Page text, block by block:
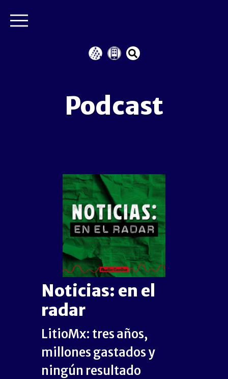
Podcast
Noticias: en el
radar
LitioMx: tres años,
millones gastados y
ningún resultado